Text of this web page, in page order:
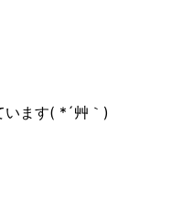
います( *´艸｀)